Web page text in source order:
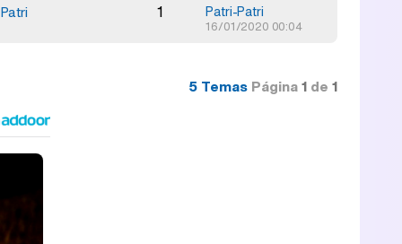
1 Patri-Patri
16/01/2020 00:04
5 Temas Página1 de 1